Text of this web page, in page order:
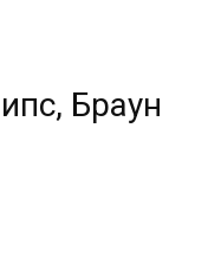
Браун